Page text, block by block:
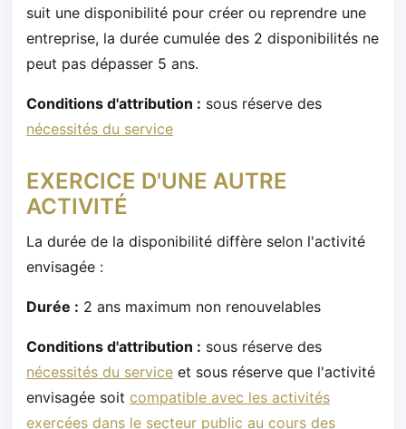
suit une disponibilité pour créer ou reprendre une
entreprise, la durée cumulée des 2 disponibilités ne
peut pas dépasser 5 ans.
Conditions d'attribution : sous réserve des
nécessités du service
EXERCICE D'UNE AUTRE
ACTIVITÉ
La durée de la disponibilité diffère selon l'activité
envisagée :
Durée : 2 ans maximum non renouvelables
Conditions d'attribution : sous réserve des
nécessités du service et sous réserve que l'activité
envisagée soit compatible avec les activités
exercées dans le secteur public au cours des